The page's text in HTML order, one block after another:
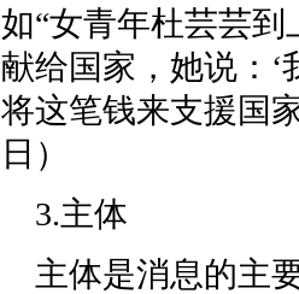
如“女青年杜芸芸
献给国家，她说：
将这笔钱来支援国
日）
3.主体
主体是消息的主